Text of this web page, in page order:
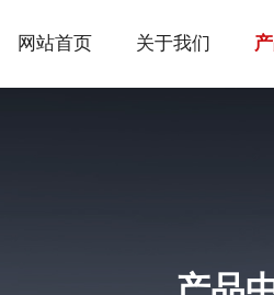
网站首页 关于我们